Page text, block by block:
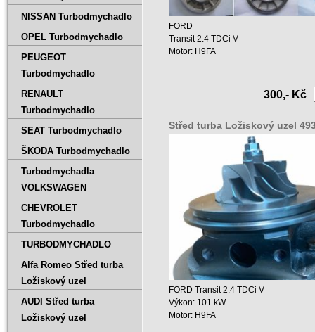
FORD
Transit 2.4 TDCi V
Motor: H9FA
300,- Kč
Střed turba Ložiskový uzel
FORD Transit 2.4 TDCi V
Výkon: 101 kW
Motor: H9FA
NISSAN Turbodmychadlo
OPEL Turbodmychadlo
PEUGEOT
Turbodmychadlo
RENAULT
Turbodmychadlo
SEAT Turbodmychadlo
ŠKODA Turbodmychadlo
Turbodmychadla
VOLKSWAGEN
CHEVROLET
Turbodmychadlo
TURBODMYCHADLO
Alfa Romeo Střed turba
Ložiskový uzel
AUDI Střed turba
Ložiskový uzel